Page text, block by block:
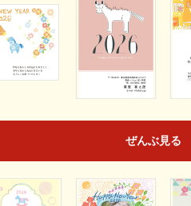
ぜんぶ見る